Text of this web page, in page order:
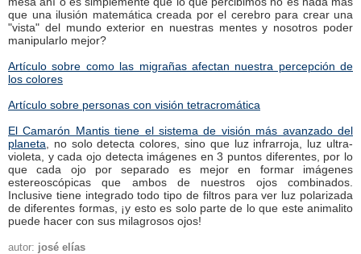
que una ilusión matemática creada por el cerebro para crear una
"vista" del mundo exterior en nuestras mentes y nosotros poder
manipularlo mejor?
Artículo sobre como las migrañas afectan nuestra percepción de
los colores
Artículo sobre personas con visión tetracromática
El Camarón Mantis tiene el sistema de visión más avanzado del
planeta , no solo detecta colores, sino que luz infrarroja, luz ultra-
violeta, y cada ojo detecta imágenes en 3 puntos diferentes, por lo
que cada ojo por separado es mejor en formar imágenes
estereoscópicas que ambos de nuestros ojos combinados.
Inclusive tiene integrado todo tipo de filtros para ver luz polarizada
de diferentes formas, ¡y esto es solo parte de lo que este animalito
puede hacer con sus milagrosos ojos!
autor: josé elías